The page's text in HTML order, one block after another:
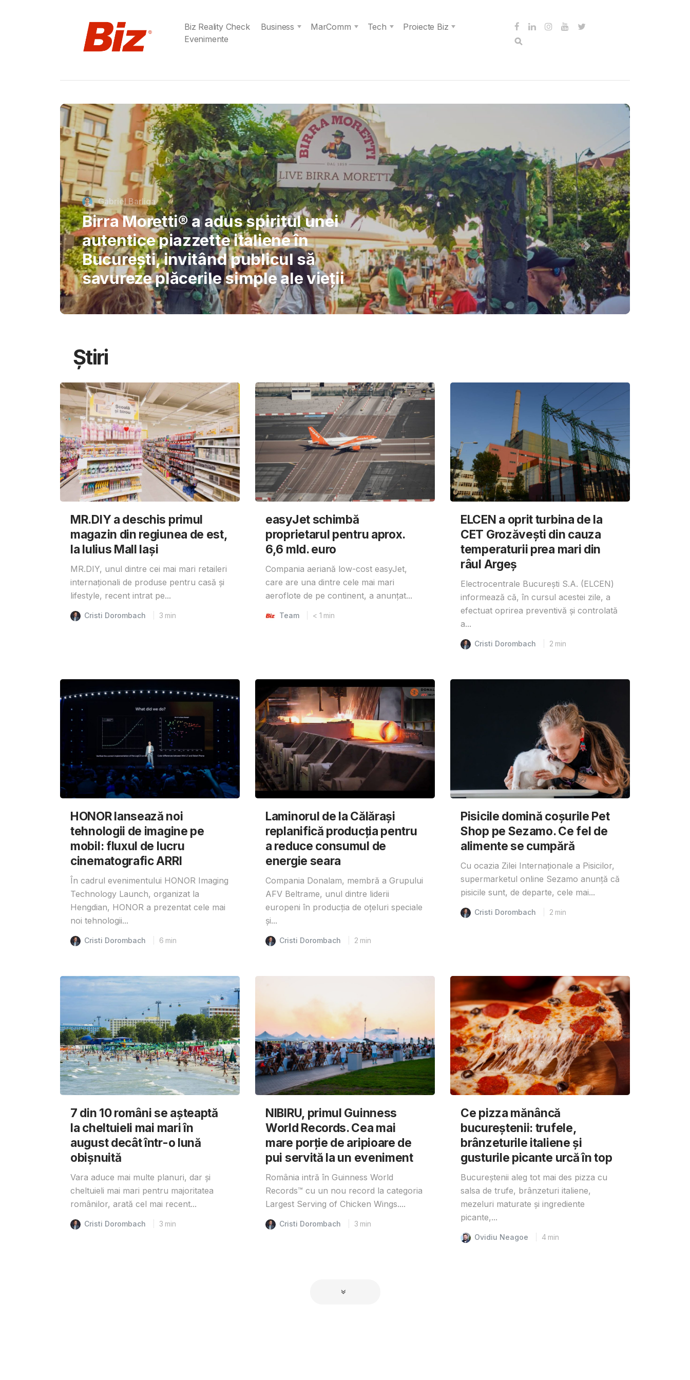
Biz Reality Check Business MarComm Tech
Proiecte Biz
Evenimente
Cristi Dorombach
Richard Joannides, Verita
International School: Școlile nu pot
permite AI-ului să înlocuiască
gândirea elevilor
Știri
MR.DIY a deschis primul
magazin din regiunea de est,
la Iulius Mall Iași
MR.DIY, unul dintre cei mai mari retaileri
internaționali de produse pentru casă și
lifestyle, recent intrat pe...
Cristi Dorombach 3 min
easyJet schimbă
proprietarul pentru aprox.
6,6 mld. euro
Compania aeriană low-cost easyJet,
care are una dintre cele mai mari
aeroflote de pe continent, a anunțat...
Team < 1 min
ELCEN a oprit turbina de la
CET Grozăvești din cauza
temperaturii prea mari din
râul Argeș
Electrocentrale București S.A. (ELCEN)
informează că, în cursul acestei zile, a
efectuat oprirea preventivă și controlată
a...
Cristi Dorombach 2 min
HONOR lansează noi
tehnologii de imagine pe
mobil: fluxul de lucru
cinematografic ARRI
În cadrul evenimentului HONOR Imaging
Technology Launch, organizat la
Hengdian, HONOR a prezentat cele mai
noi tehnologii...
Cristi Dorombach 6 min
Laminorul de la Călărași
replanifică producția pentru
a reduce consumul de
energie seara
Compania Donalam, membră a Grupului
AFV Beltrame, unul dintre liderii
europeni în producția de oțeluri speciale
și...
Cristi Dorombach 2 min
Pisicile domină coșurile Pet
Shop pe Sezamo. Ce fel de
alimente se cumpără
Cu ocazia Zilei Internaționale a Pisicilor,
supermarketul online Sezamo anunță că
pisicile sunt, de departe, cele mai...
Cristi Dorombach 2 min
7 din 10 români se așteaptă
la cheltuieli mai mari în
august decât într-o lună
obișnuită
Vara aduce mai multe planuri, dar și
cheltuieli mai mari pentru majoritatea
românilor, arată cel mai recent...
Cristi Dorombach 3 min
NIBIRU, primul Guinness
World Records. Cea mai
mare porție de aripioare de
pui servită la un eveniment
România intră în Guinness World
Records™️ cu un nou record la categoria
Largest Serving of Chicken Wings....
Cristi Dorombach 3 min
Ce pizza mănâncă
bucureștenii: trufele,
brânzeturile italiene și
gusturile picante urcă în top
Bucureștenii aleg tot mai des pizza cu
salsa de trufe, brânzeturi italiene,
mezeluri maturate și ingrediente
picante,...
Ovidiu Neagoe 4 min